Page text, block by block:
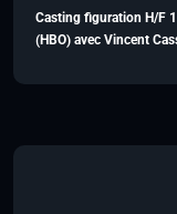
Casting figuration H/F
(HBO) avec Vincent